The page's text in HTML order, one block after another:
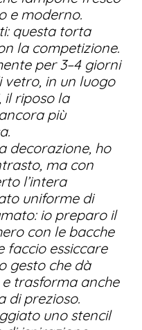
e moderno.
questa torta
la competizione.
per 3–4 giorni
in un luogo
il riposo la
più
decorazione, ho
ma con
l’intera
uniforme di
io preparo il
con le bacche
faccio essiccare
gesto che dà
trasforma anche
di prezioso.
uno stencil